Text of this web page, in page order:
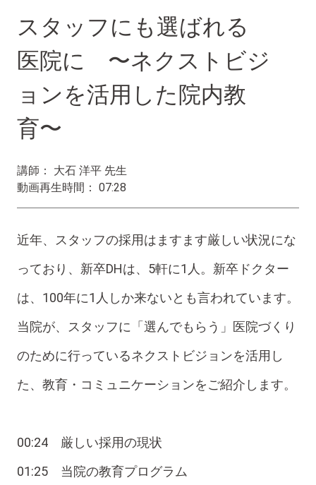
スタッフにも選ばれる
医院に 〜ネクストビジ
ョンを活用した院内教
育〜
講師： 大石 洋平 先生
動画再生時間： 07:28
近年、スタッフの採用はますます厳しい状況にな
っており、新卒DHは、5軒に1人。新卒ドクター
は、100年に1人しか来ないとも言われています。
当院が、スタッフに「選んでもらう」医院づくり
のために行っているネクストビジョンを活用し
た、教育・コミュニケーションをご紹介します。
00:24 厳しい採用の現状
01:25 当院の教育プログラム